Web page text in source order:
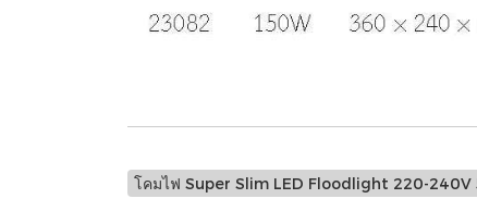
โคมไฟ Super Slim LED Floodlight 220-240V